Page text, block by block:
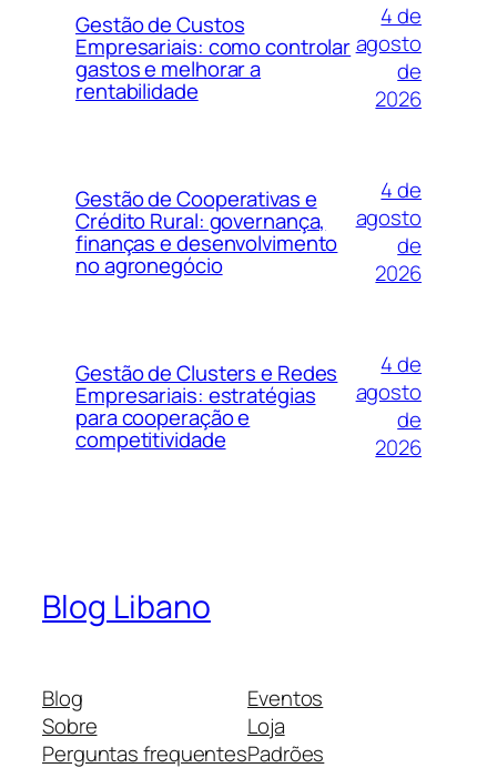
Gestão de Custos
Empresariais: como controlar
gastos e melhorar a
rentabilidade
4 de
agosto
de
2026
Gestão de Cooperativas e
Crédito Rural: governança,
finanças e desenvolvimento
no agronegócio
4 de
agosto
de
2026
Gestão de Clusters e Redes
Empresariais: estratégias
para cooperação e
competitividade
4 de
agosto
de
2026
Blog Libano
Blog
Sobre
Perguntas frequentes
Eventos
Loja
Padrões